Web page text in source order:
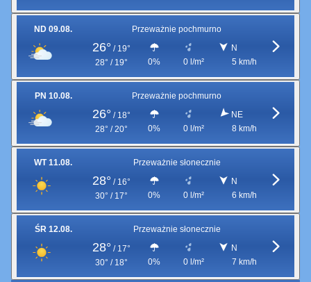
ND 09.08. Przeważnie pochmurno
26° / 19°
28° / 19°
0% 0 l/m²
N
5 km/h
PN 10.08. Przeważnie pochmurno
26° / 18°
28° / 20°
0% 0 l/m²
NE
8 km/h
WT 11.08. Przeważnie słonecznie
28° / 16°
30° / 17°
0% 0 l/m²
N
6 km/h
ŚR 12.08. Przeważnie słonecznie
28° / 17°
30° / 18°
0% 0 l/m²
N
7 km/h